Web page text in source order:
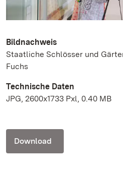
Bildnachweis
Staatliche Schlösser und
Fuchs
Technische Daten
JPG, 2600x1733 Pxl, 0.40 MB
Download